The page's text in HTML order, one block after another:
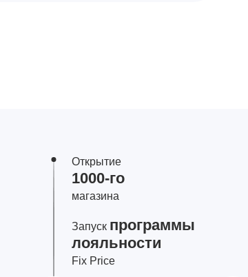
Открытие
1000‑го
магазина
Запуск программы
лояльности
Fix Price